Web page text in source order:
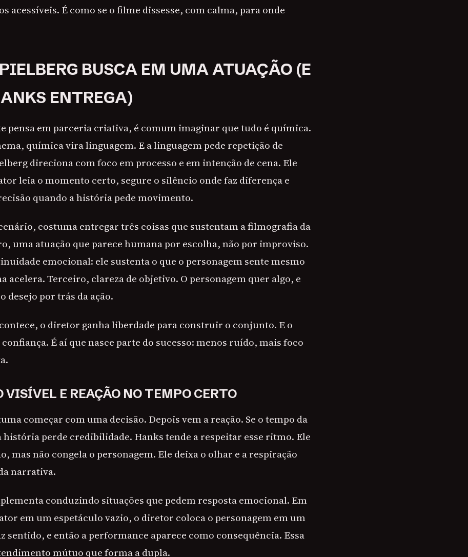
acessíveis. É como se o filme dissesse, com calma, para onde
BUSCA EM UMA ATUAÇÃO (E
ENTREGA)
pensa em parceria criativa, é comum imaginar que tudo é química.
química vira linguagem. E a linguagem pede repetição de
direciona com foco em processo e em intenção de cena. Ele
leia o momento certo, segure o silêncio onde faz diferença e
quando a história pede movimento.
costuma entregar três coisas que sustentam a filmografia da
uma atuação que parece humana por escolha, não por improviso.
emocional: ele sustenta o que o personagem sente mesmo
acelera. Terceiro, clareza de objetivo. O personagem quer algo, e
desejo por trás da ação.
o diretor ganha liberdade para construir o conjunto. E o
É aí que nasce parte do sucesso: menos ruído, mais foco
VISÍVEL E REAÇÃO NO TEMPO CERTO
começar com uma decisão. Depois vem a reação. Se o tempo da
história perde credibilidade. Hanks tende a respeitar esse ritmo. Ele
mas não congela o personagem. Ele deixa o olhar e a respiração
narrativa.
conduzindo situações que pedem resposta emocional. Em
em um espetáculo vazio, o diretor coloca o personagem em um
sentido, e então a performance aparece como consequência. Essa
mútuo que forma a dupla.